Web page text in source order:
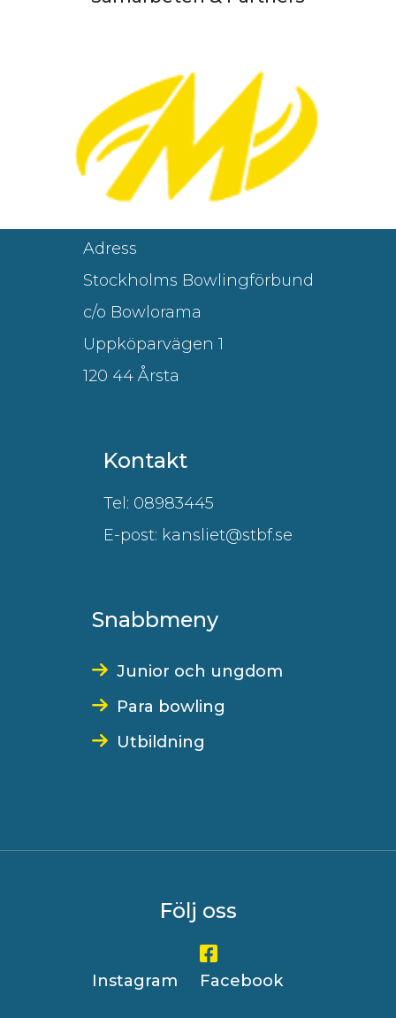
Adress
Stockholms Bowlingförbund
c/o Bowlorama
Uppköparvägen 1
120 44 Årsta
Kontakt
Tel: 08983445
E-post: kansliet@stbf.se
Snabbmeny
Junior och ungdom
Para bowling
Utbildning
Följ oss
Instagram Facebook